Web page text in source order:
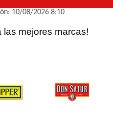
10/08/2026 8:10
las mejores marcas!